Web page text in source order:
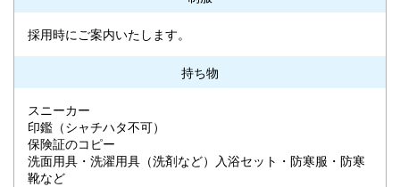
採用時にご案内いたします。
持ち物
スニーカー
印鑑（シャチハタ不可）
保険証のコピー
洗面用具・洗濯用具（洗剤など）入浴セット・防寒服・防寒
靴など